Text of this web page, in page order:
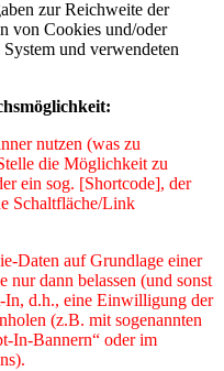
zur Reichweite der
von Cookies und/oder
und verwendeten
nutzen (was zu
die Möglichkeit zu
ein sog. [Shortcode], der
Schaltfläche/Link
Daten auf Grundlage einer
dann belassen (und sonst
In, d.h., eine Einwilligung der
(z.B. mit sogenannten
In-Bannern“ oder im